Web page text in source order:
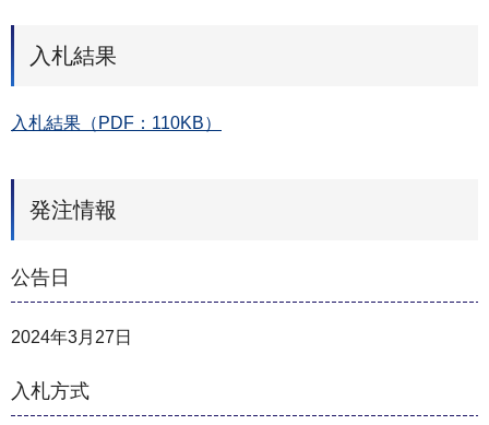
入札結果
入札結果（PDF：110KB）
発注情報
公告日
2024年3月27日
入札方式